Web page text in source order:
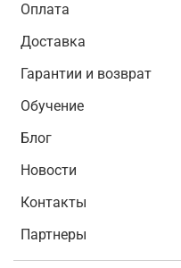
Оплата
Доставка
Гарантии и возврат
Обучение
Блог
Новости
Контакты
Партнеры